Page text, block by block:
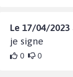
Le 17/04/2023
je signe
0 0